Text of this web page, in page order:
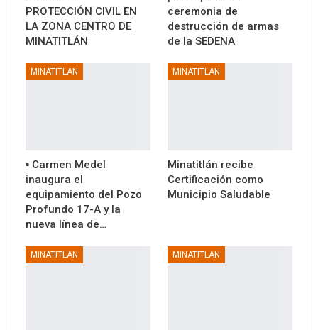
PROTECCIÓN CIVIL EN
LA ZONA CENTRO DE
MINATITLÁN
ceremonia de
destrucción de armas
de la SEDENA
MINATITLAN
▪️ Carmen Medel
inaugura el
equipamiento del Pozo
Profundo 17-A y la
nueva línea de…
MINATITLAN
Minatitlán recibe
Certificación como
Municipio Saludable
MINATITLAN MINATITLAN